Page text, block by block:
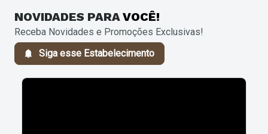
NOVIDADES PARAVOCÊ!
Receba Novidades e Promoções Exclusivas!
Siga esse Estabelecimento